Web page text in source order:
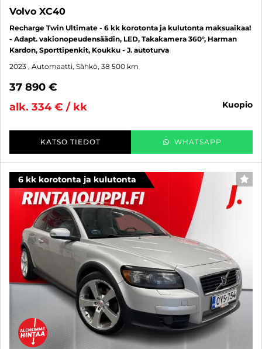
Volvo XC40
Recharge Twin Ultimate - 6 kk korotonta ja kulutonta maksuaikaa!
- Adapt. vakionopeudensäädin, LED, Takakamera 360°, Harman
Kardon, Sporttipenkit, Koukku - J. autoturva
2023 , Automaatti, Sähkö, 38 500 km
37 890 €
alk. 334 € / kk
kuopio
KATSO TIEDOT WHATSAPP
6 kk korotonta ja kulutonta